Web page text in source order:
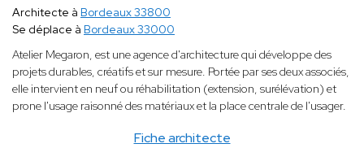
Fiche architecte
Architecte à Bordeaux 33800
Se déplace à Bordeaux 33000
Atelier Megaron, est une agence d'architecture qui développe des
projets durables, créatifs et sur mesure. Portée par ses deux associés,
elle intervient en neuf ou réhabilitation (extension, surélévation) et
prone l'usage raisonné des matériaux et la place centrale de l'usager.